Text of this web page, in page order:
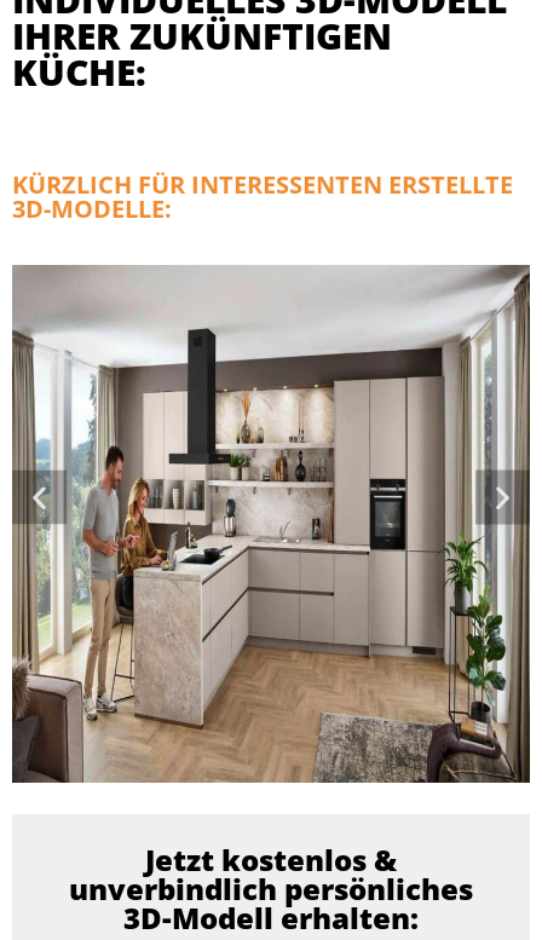
IHRER ZUKÜNFTIGEN
KÜCHE:
KÜRZLICH FÜR INTERESSENTEN ERSTELLTE
3D-MODELLE:
Jetzt kostenlos &
unverbindlich persönliches
3D-Modell erhalten: